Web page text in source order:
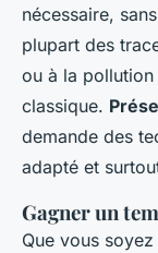
nécessaire,
plupart des
ou à la pollution
classique.
demande des
adapté et
Gagner un
Que vous